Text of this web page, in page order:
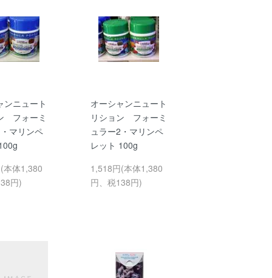
ンニュート
フォーミ
マリンペ
本体1,380
円)
オーシャンニュート
リション フォーミ
ュラー2・マリンペ
レット 100g
1,518円(本体1,380
円、税138円)